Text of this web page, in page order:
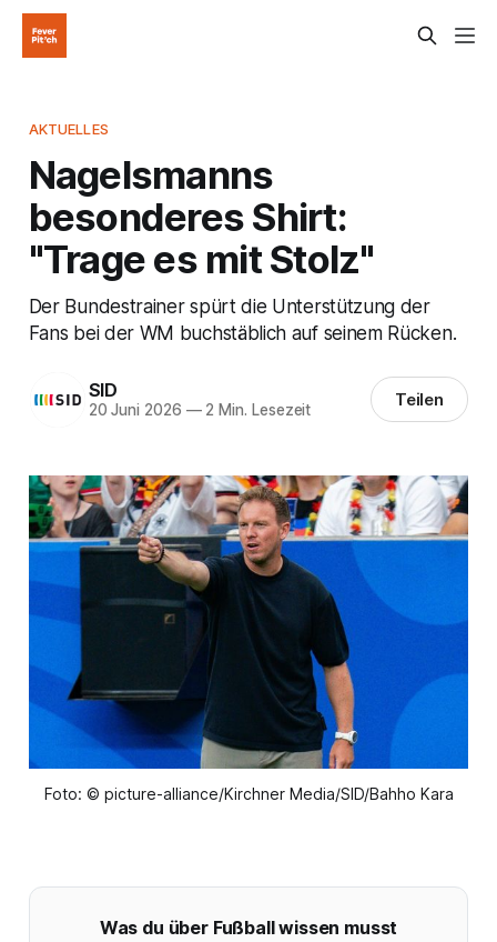
AKTUELLES
Nagelsmanns
besonderes Shirt:
"Trage es mit Stolz"
Der Bundestrainer spürt die Unterstützung der
Fans bei der WM buchstäblich auf seinem Rücken.
SID
20 Juni 2026 —2 Min. Lesezeit Teilen
Foto: © picture-alliance/Kirchner Media/SID/Bahho Kara
Was du über Fußball wissen musst